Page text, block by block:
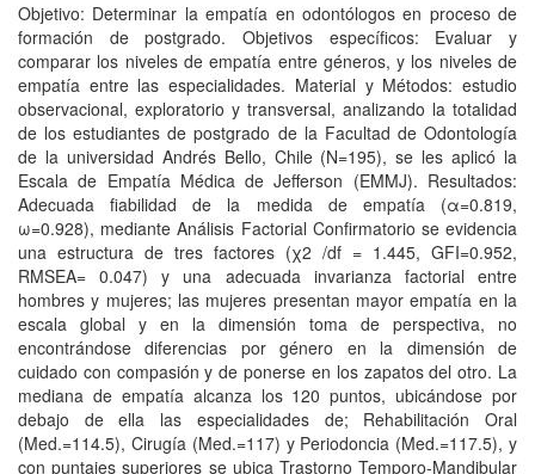
Objetivo: Determinar la empatía en odontólogos en proceso de
formación de postgrado. Objetivos específicos: Evaluar y
comparar los niveles de empatía entre géneros, y los niveles de
empatía entre las especialidades. Material y Métodos: estudio
observacional, exploratorio y transversal, analizando la totalidad
de los estudiantes de postgrado de la Facultad de Odontología
de la universidad Andrés Bello, Chile (N=195), se les aplicó la
Escala de Empatía Médica de Jefferson (EMMJ). Resultados:
Adecuada fiabilidad de la medida de empatía (α=0.819,
ω=0.928), mediante Análisis Factorial Confirmatorio se evidencia
una estructura de tres factores (χ2 /df = 1.445, GFI=0.952,
RMSEA= 0.047) y una adecuada invarianza factorial entre
hombres y mujeres; las mujeres presentan mayor empatía en la
escala global y en la dimensión toma de perspectiva, no
encontrándose diferencias por género en la dimensión de
cuidado con compasión y de ponerse en los zapatos del otro. La
mediana de empatía alcanza los 120 puntos, ubicándose por
debajo de ella las especialidades de; Rehabilitación Oral
(Med.=114.5), Cirugía (Med.=117) y Periodoncia (Med.=117.5), y
con puntajes superiores se ubica Trastorno Temporo-Mandibular